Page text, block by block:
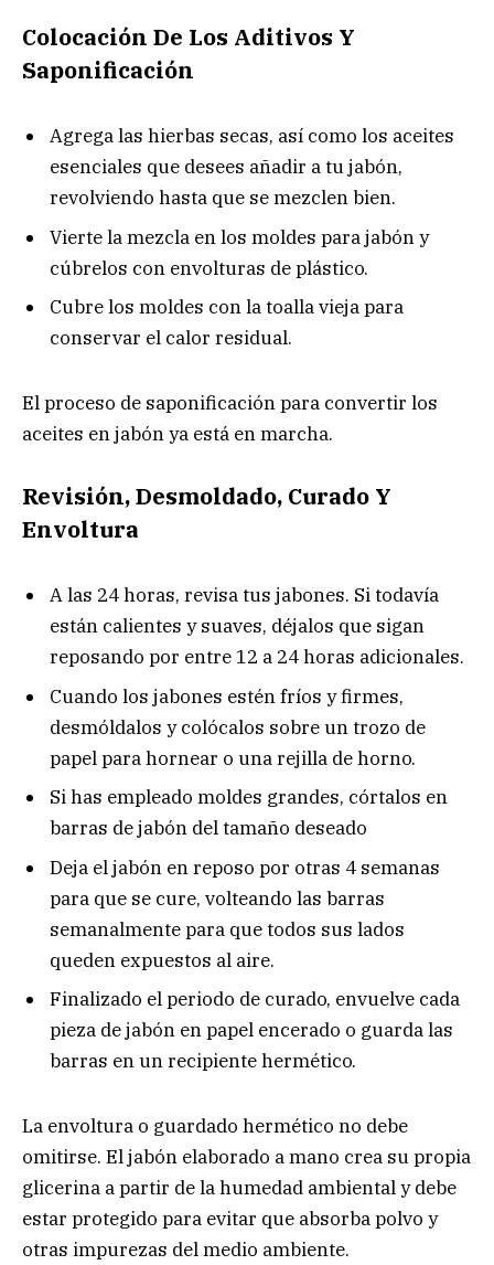
Colocación De Los Aditivos Y
Saponificación
Agrega las hierbas secas, así como los aceites
esenciales que desees añadir a tu jabón,
revolviendo hasta que se mezclen bien.
Vierte la mezcla en los moldes para jabón y
cúbrelos con envolturas de plástico.
Cubre los moldes con la toalla vieja para
conservar el calor residual.
El proceso de saponificación para convertir los
aceites en jabón ya está en marcha.
Revisión, Desmoldado, Curado Y
Envoltura
A las 24 horas, revisa tus jabones. Si todavía
están calientes y suaves, déjalos que sigan
reposando por entre 12 a 24 horas adicionales.
Cuando los jabones estén fríos y firmes,
desmóldalos y colócalos sobre un trozo de
papel para hornear o una rejilla de horno.
Si has empleado moldes grandes, córtalos en
barras de jabón del tamaño deseado
Deja el jabón en reposo por otras 4 semanas
para que se cure, volteando las barras
semanalmente para que todos sus lados
queden expuestos al aire.
Finalizado el periodo de curado, envuelve cada
pieza de jabón en papel encerado o guarda las
barras en un recipiente hermético.
La envoltura o guardado hermético no debe
omitirse. El jabón elaborado a mano crea su propia
glicerina a partir de la humedad ambiental y debe
estar protegido para evitar que absorba polvo y
otras impurezas del medio ambiente.